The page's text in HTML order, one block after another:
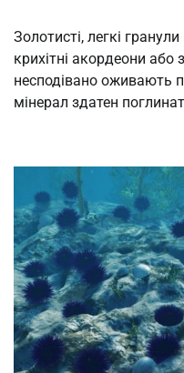
Золотисті, легкі
крихітні акордеони або
несподівано оживають
мінерал здатен